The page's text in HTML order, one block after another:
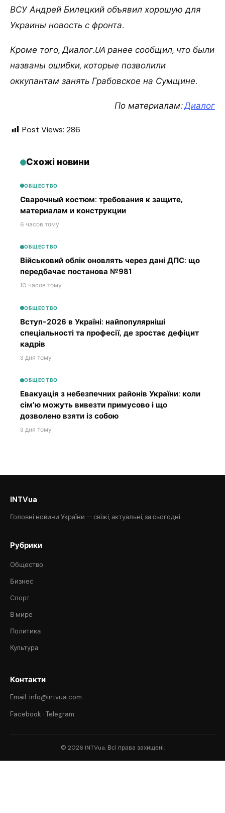
ВСУ Андрей Билецкий объявил хорошую для
Украины новость с фронта.
Кроме того, Диалог.UA ранее сообщил, что были
названы ошибки, которые позволили
оккупантам занять Грабовское на Сумщине.
По материалам:Диалог
Post Views: 286
Схожі новини
ОБЩЕСТВО
Сварочный костюм: требования к защите,
материалам и конструкции
6 часов тому
ОБЩЕСТВО
Військовий облік оновлять через дані ДПС: що
передбачає постанова №981
10 часов тому
ОБЩЕСТВО
Вступ-2026 в Україні: найпопулярніші
спеціальності та професії, де зростає дефіцит
кадрів
3 дня тому
ОБЩЕСТВО
Евакуація з небезпечних районів України: коли
сім’ю можуть вивезти примусово і що
дозволено взяти із собою
3 дня тому
INTVua
Головні новини України — свіжі, актуальні, за сьогодні.
Рубрики
Общество
Бизнес
Спорт
В мире
Политика
Культура
Контакти
Email: info@intvua.com
Facebook · Telegram
© 2026 INTVua. Всі права захищені.